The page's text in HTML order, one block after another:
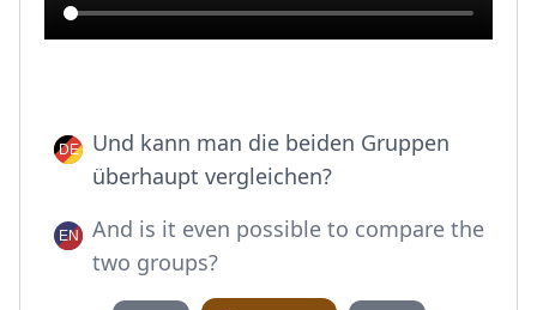
Und kann man die beiden Gruppen
überhaupt vergleichen?
And is it even possible to compare the
two groups?